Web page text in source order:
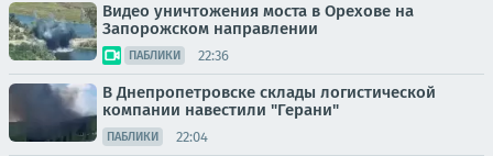
Видео уничтожения моста в Орехове на
Запорожском направлении
ПАБЛИКИ 22:36
В Днепропетровске склады логистической
компании навестили "Герани"
ПАБЛИКИ 22:04